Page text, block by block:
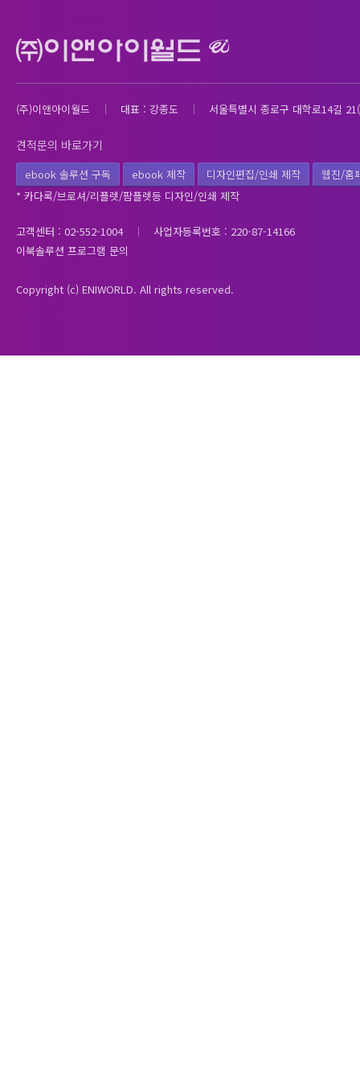
(주)이앤아이월드 대표 : 강종도 서울특별시 종로구 대학로14길
견적문의 바로가기
ebook 솔루션 구독 ebook 제작 디자인편집/인쇄 제작
웹진/홈
* 카다록/브로셔/리플렛/팜플렛등 디자인/인쇄 제작
고객센터 : 02-552-1004
사업자등록번호 : 220-87-14166
이북솔루션 프로그램 문의
Copyright (c) ENIWORLD. All rights reserved.